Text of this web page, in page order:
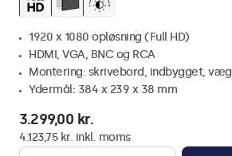
1920 x 1080 opløsning (Full HD)
HDMI, VGA, BNC og RCA
Montering: skrivebord, indbygget, væg
Ydermål: 384 x 239 x 38 mm
3.299,00 kr.
4.123,75 kr. inkl. moms